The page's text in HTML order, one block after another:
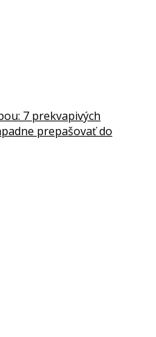
7 prekvapivých
prepašovať do